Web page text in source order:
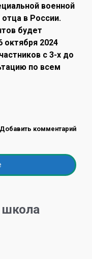
военной
в России.
будет
октября 2024
с 3-х до
по всем
Добавить комментарий
школа